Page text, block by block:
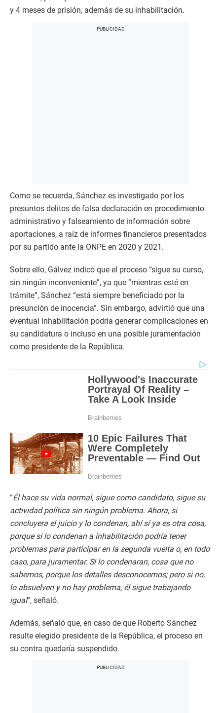
y 4 meses de prisión, además de su inhabilitación.
Como se recuerda, Sánchez es investigado por los
presuntos delitos de falsa declaración en procedimiento
administrativo y falseamiento de información sobre
aportaciones, a raíz de informes financieros presentados
por su partido ante la ONPE en 2020 y 2021.
Sobre ello, Gálvez indicó que el proceso “sigue su curso,
sin ningún inconveniente”, ya que “mientras esté en
trámite”, Sánchez “está siempre beneficiado por la
presunción de inocencia”. Sin embargo, advirtió que una
eventual inhabilitación podría generar complicaciones en
su candidatura o incluso en una posible juramentación
como presidente de la República.
“Él hace su vida normal, sigue como candidato, sigue su
actividad política sin ningún problema. Ahora, si
concluyera el juicio y lo condenan, ahí sí ya es otra cosa,
porque si lo condenan a inhabilitación podría tener
problemas para participar en la segunda vuelta o, en todo
caso, para juramentar. Si lo condenaran, cosa que no
sabemos, porque los detalles desconocemos; pero si no,
lo absuelven y no hay problema, él sigue trabajando
igual”, señaló.
Además, señaló que, en caso de que Roberto Sánchez
resulte elegido presidente de la República, el proceso en
su contra quedaría suspendido.